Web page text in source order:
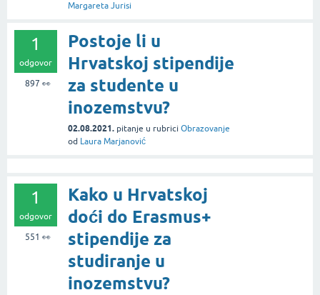
Margareta Jurisi
1
odgovor
897 👀
Postoje li u
Hrvatskoj stipendije
za studente u
inozemstvu?
02.08.2021. pitanje u rubrici Obrazovanje
od Laura Marjanović
1
odgovor
551 👀
Kako u Hrvatskoj
doći do Erasmus+
stipendije za
studiranje u
inozemstvu?